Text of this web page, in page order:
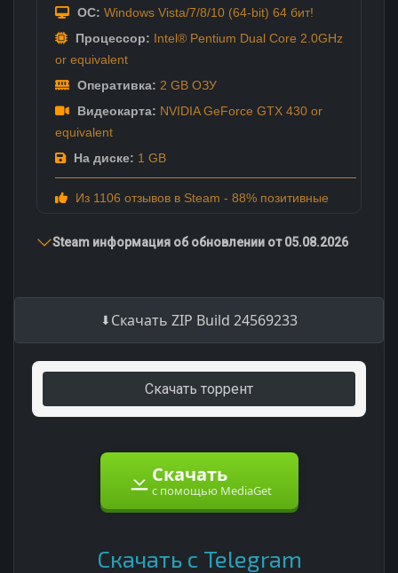
ОС: Windows Vista/7/8/10 (64-bit) 64 бит!
Процессор: Intel® Pentium Dual Core 2.0GHz
or equivalent
Оперативка: 2 GB ОЗУ
Видеокарта: NVIDIA GeForce GTX 430 or
equivalent
На диске: 1 GB
Из 1106 отзывов в Steam - 88% позитивные
Steam информация об обновлении от 05.08.2026
Скачать ZIP Build 24569233
Скачать торрент
Скачать
с помощью MediaGet
Скачать с Telegram